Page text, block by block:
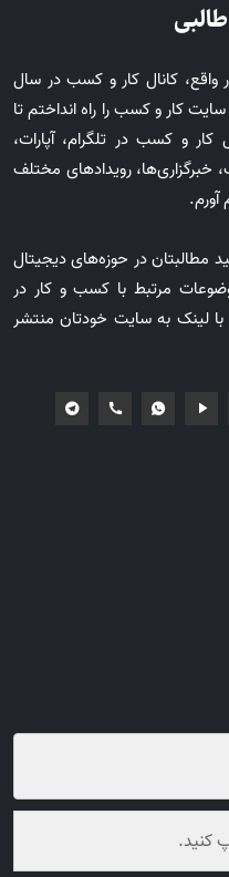
کانال کار و کسب در سال
در تلگرام راه افتاد و در سال 1401، سایت کار و کسب را راه انداختم تا
و کسب در تلگرام، آپارات،
رویدادهای مختلف
آورم.
مطالبتان در حوزه‌های دیجیتال
مرتبط با کسب و کار در
با لینک به سایت خودتان منتشر